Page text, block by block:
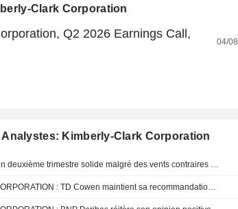
Clark Corporation
Q2 2026 Earnings Call,
04/08
Kimberly-Clark Corporation